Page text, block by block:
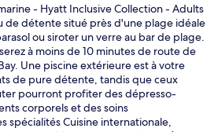
- Hyatt Inclusive Collection - Adults
de détente situé près d'une plage idéale
ou siroter un verre au bar de plage.
à moins de 10 minutes de route de
Une piscine extérieure est à votre
de pure détente, tandis que ceux
pourront profiter des dépresso-
corporels et des soins
spécialités Cuisine internationale,